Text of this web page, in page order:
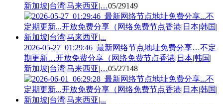
新加坡|台湾|马来西亚|…05/29149
2026-05-27_01:29:46_最新网络节点地址免费分享…不定
期更新…开放免费分享（网络免费节点香港|日本|韩国|
新加坡|台湾|马来西亚|…05/27148